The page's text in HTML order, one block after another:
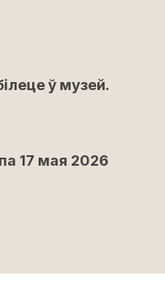
ў музей.
17 мая 2026